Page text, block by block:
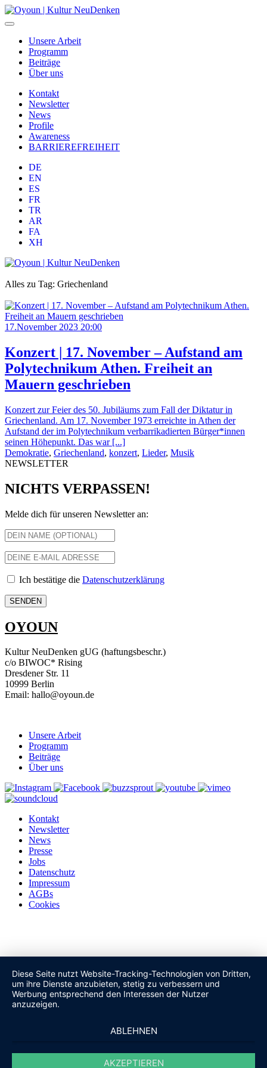
Unsere Arbeit
Programm
Beiträge
Über uns
Kontakt
Newsletter
News
Profile
Awareness
BARRIEREFREIHEIT
DE
EN
ES
FR
TR
AR
FA
XH
Alles zu Tag: Griechenland
17.November 2023 20:00
Konzert | 17. November – Aufstand am
Polytechnikum Athen. Freiheit an
Mauern geschrieben
Konzert zur Feier des 50. Jubiläums zum Fall der Diktatur in
Griechenland. Am 17. November 1973 erreichte in Athen der
Aufstand der im Polytechnikum verbarrikadierten Bürger*innen
seinen Höhepunkt. Das war [...]
Demokratie, Griechenland, konzert, Lieder, Musik
NEWSLETTER
NICHTS VERPASSEN!
Melde dich für unseren Newsletter an:
Ich bestätige die Datenschutzerklärung
OYOUN
Kultur NeuDenken gUG (haftungsbeschr.)
c/o BIWOC* Rising
Dresdener Str. 11
10999 Berlin
Email: hallo@oyoun.de
Unsere Arbeit
Programm
Beiträge
Über uns
Kontakt
Newsletter
News
Presse
Jobs
Datenschutz
Impressum
AGBs
Cookies
Diese Seite nutzt Website-Tracking-Technologien von Dritten,
um ihre Dienste anzubieten, stetig zu verbessern und
Werbung entsprechend den Interessen der Nutzer
anzuzeigen.
ABLEHNEN
AKZEPTIEREN